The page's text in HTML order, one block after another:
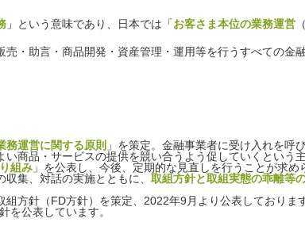
」 という意味であり、日本では「お客さま本位の業務運営
売・助言・商品開発・資産管理・運用等を行うすべての金
務運営に関する原則 」を策定。金融事業者に受け入れを呼
商品・サービスの提供を競い合うよう促していくという主
組み 」を公表し、今後、定期的な見直しを行うことが求め
集、対話の実施とともに、 取組方針と取組実態の乖離等
方針（FD方針）を策定、2022年9月より公表しております
を公表しています。